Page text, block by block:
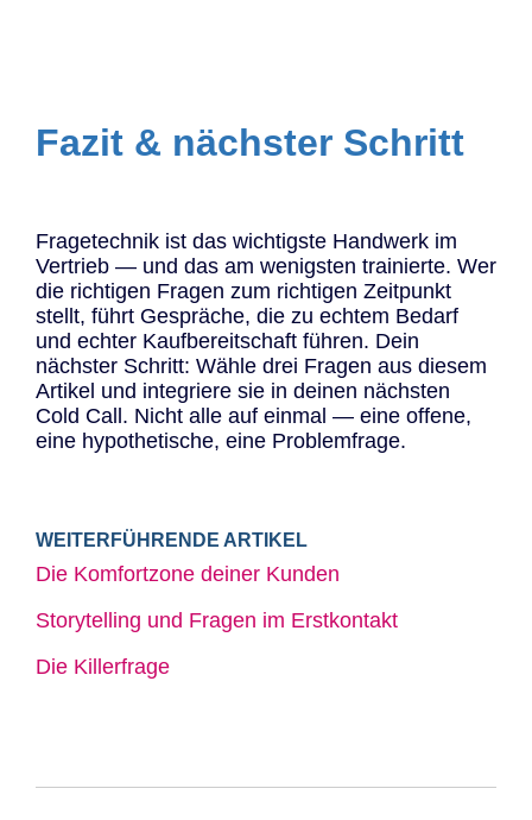
Fazit & nächster Schritt
Fragetechnik ist das wichtigste Handwerk im
Vertrieb — und das am wenigsten trainierte. Wer
die richtigen Fragen zum richtigen Zeitpunkt
stellt, führt Gespräche, die zu echtem Bedarf
und echter Kaufbereitschaft führen. Dein
nächster Schritt: Wähle drei Fragen aus diesem
Artikel und integriere sie in deinen nächsten
Cold Call. Nicht alle auf einmal — eine offene,
eine hypothetische, eine Problemfrage.
WEITERFÜHRENDE ARTIKEL
Die Komfortzone deiner Kunden
Storytelling und Fragen im Erstkontakt
Die Killerfrage